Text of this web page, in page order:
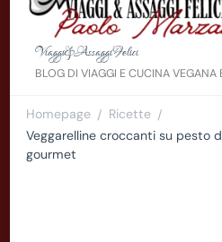
Viaggi&AssaggiFelici
BLOG DI VIAGGI E CUCINA VEGANA
Homepage / Ricette /
Veggarelline croccanti su pesto
gourmet